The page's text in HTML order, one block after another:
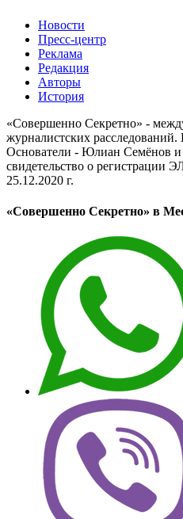
Новости
Пресс-центр
Реклама
Редакция
Авторы
История
«Совершенно Секретно» -
журналистских расследований.
Основатели - Юлиан Семёнов
свидетельство о регистрации
25.12.2020 г.
«Совершенно Секретно» в